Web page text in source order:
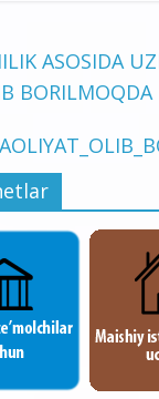
ASOSIDA
BORILMOQDA